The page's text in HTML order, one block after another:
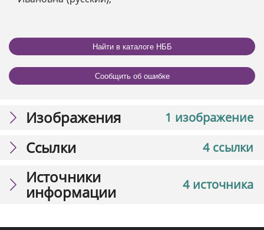
Найти в каталоге НББ
Сообщить об ошибке
1 изображение
Изображения
4 ссылки
Ссылки
4 источника
Источники
информации